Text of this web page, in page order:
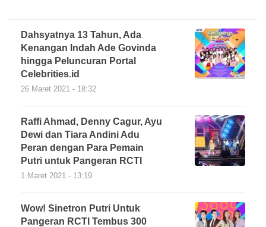
Dahsyatnya 13 Tahun, Ada
Kenangan Indah Ade Govinda
hingga Peluncuran Portal
Celebrities.id
26 Maret 2021 - 18:32
Raffi Ahmad, Denny Cagur, Ayu
Dewi dan Tiara Andini Adu
Peran dengan Para Pemain
Putri untuk Pangeran RCTI
1 Maret 2021 - 13:19
Wow! Sinetron Putri Untuk
Pangeran RCTI Tembus 300